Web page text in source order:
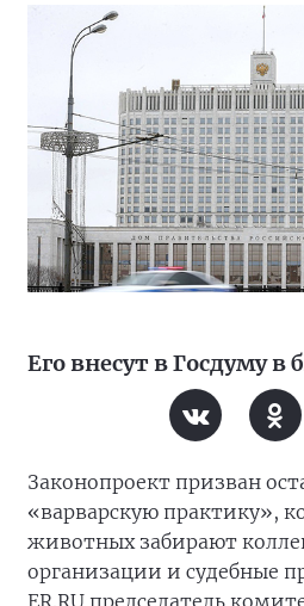
Его внесут в Госдуму
Законопроект призван
«варварскую практику»,
животных забирают
организации и судебные